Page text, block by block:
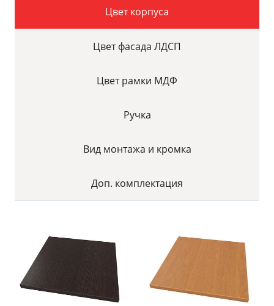
Цвет корпуса
Цвет фасада ЛДСП
Цвет рамки МДФ
Ручка
Вид монтажа и кромка
Доп. комплектация